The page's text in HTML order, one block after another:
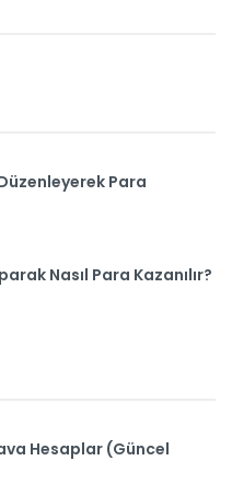
Para
Nasıl Para Kazanılır?
Hesaplar (Güncel